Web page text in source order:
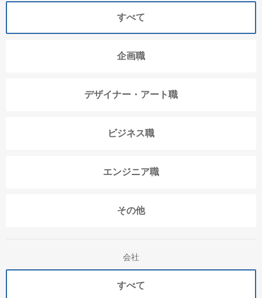
すべて
企画職
デザイナー・アート職
ビジネス職
エンジニア職
その他
会社
すべて